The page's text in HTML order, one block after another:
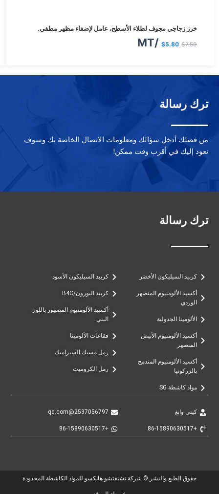
خرز زجاجي مجوف لطلاء الأسطح، عامل لإضفاء مظهر مطفي.
$7.50
الأصلي
$7.50.
$5.80
الحالي
$5.80.
/MT
ترك رسالة
من فضلك أدخل سؤالك ومعلومات الاتصال الخاصة بك وسوف
نعود إليك في أقرب وقت ممكن!
ترك رسالة
كربيد السيليكون الأخضر
أكسيد الألومنيوم المنصهر
الوردي
الألومينا الجدولية
أكسيد الألومنيوم الأبيض
المنصهر
أكسيد الألومنيوم المندمج
بالزركونيا
مواد كاشطة SG
كربيد السيليكون الأسود
كربيد البورون/B4C
أكسيد الألومنيوم المصهور باللون
البني
فقاعات الألومينا
رمل مسبك السيراميك
رمل الكروميت
كيتي وانغ
+86-15890630517
2537056797@qq.com
+86-15890630517
حقوق الطبع والنشر © شركة تشنغتشو هايكسو للمواد الكاشطة المحدودة